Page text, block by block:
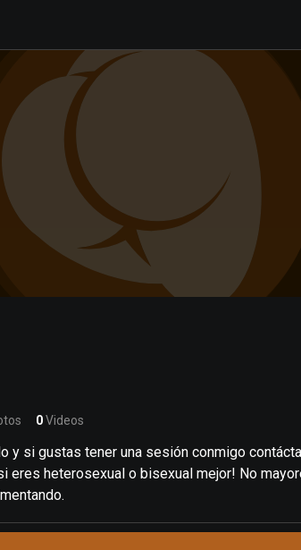
0Videos
y si gustas tener una sesión conmigo
eres heterosexual o bisexual mejor! No